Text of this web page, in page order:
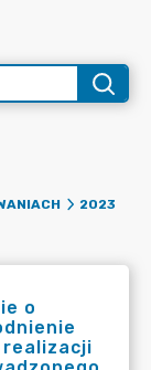
2023
o
realizacji